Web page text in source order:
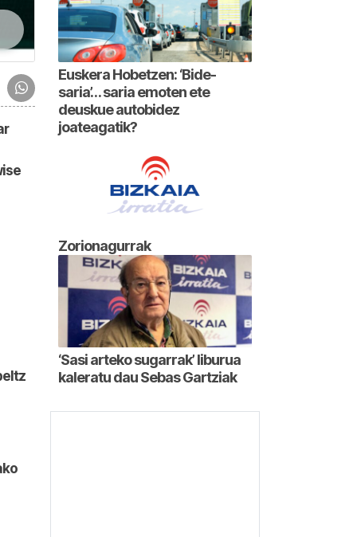
Euskera Hobetzen: ‘Bide-
saria’… saria emoten ete
deuskue autobidez
joateagatik?
Zorionagurrak
‘Sasi arteko sugarrak’ liburua
kaleratu dau Sebas Gartziak